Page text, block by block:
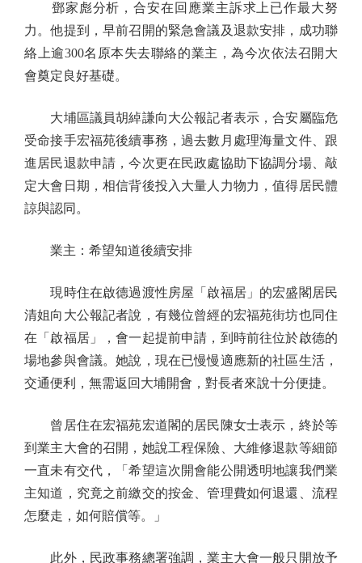
鄧家彪分析，合安在回應業主訴求上已作最大努
力。他提到，早前召開的緊急會議及退款安排，成功聯
絡上逾300名原本失去聯絡的業主，為今次依法召開大
會奠定良好基礎。
大埔區議員胡綽謙向大公報記者表示，合安屬臨危
受命接手宏福苑後續事務，過去數月處理海量文件、跟
進居民退款申請，今次更在民政處協助下協調分場、敲
定大會日期，相信背後投入大量人力物力，值得居民體
諒與認同。
業主：希望知道後續安排
現時住在啟德過渡性房屋「啟福居」的宏盛閣居民
清姐向大公報記者說，有幾位曾經的宏福苑街坊也同住
在「啟福居」，會一起提前申請，到時前往位於啟德的
場地參與會議。她說，現在已慢慢適應新的社區生活，
交通便利，無需返回大埔開會，對長者來說十分便捷。
曾居住在宏福苑宏道閣的居民陳女士表示，終於等
到業主大會的召開，她說工程保險、大維修退款等細節
一直未有交代，「希望這次開會能公開透明地讓我們業
主知道，究竟之前繳交的按金、管理費如何退還、流程
怎麼走，如何賠償等。」
此外，民政事務總署強調，業主大會一般只開放予